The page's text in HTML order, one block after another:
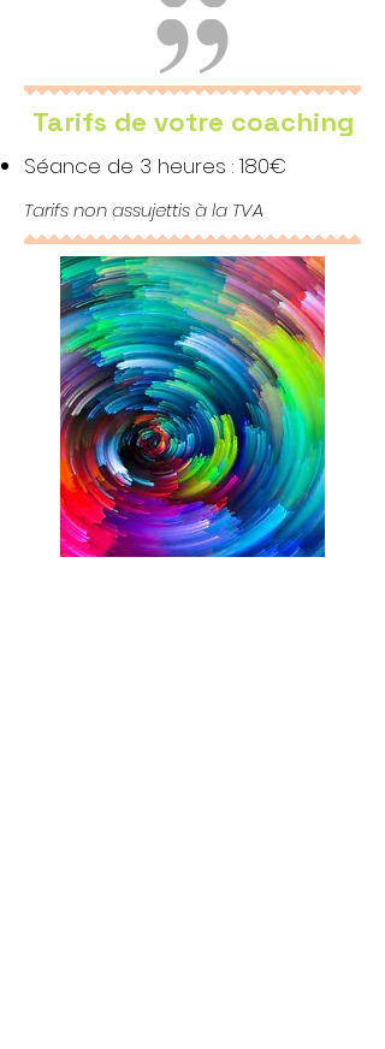
Tarifs de votre coaching
Séance de 3 heures : 180€
Tarifs non assujettis à la TVA